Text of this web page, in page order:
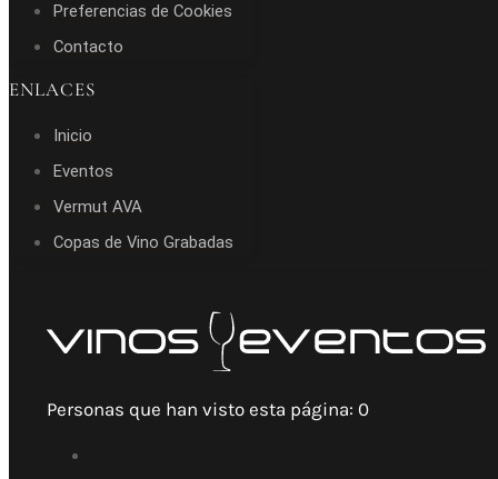
Preferencias de Cookies
Contacto
ENLACES
Inicio
Eventos
Vermut AVA
Copas de Vino Grabadas
Personas que han visto esta página: 0